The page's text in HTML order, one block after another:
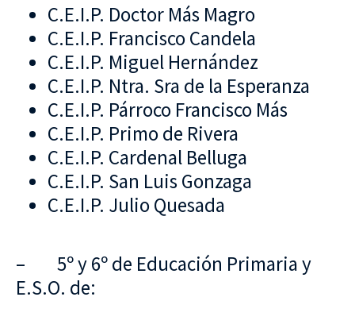
C.E.I.P. Doctor Más Magro
C.E.I.P. Francisco Candela
C.E.I.P. Miguel Hernández
C.E.I.P. Ntra. Sra de la Esperanza
C.E.I.P. Párroco Francisco Más
C.E.I.P. Primo de Rivera
C.E.I.P. Cardenal Belluga
C.E.I.P. San Luis Gonzaga
C.E.I.P. Julio Quesada
– 5º y 6º de Educación Primaria y
E.S.O. de: